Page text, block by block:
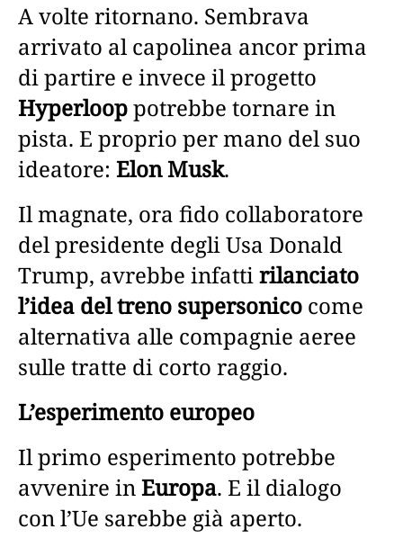
A volte ritornano. Sembrava
arrivato al capolinea ancor prima
di partire e invece il progetto
Hyperlooppotrebbe tornare in
pista. E proprio per mano del suo
ideatore: Elon Musk.
Il magnate, ora fido collaboratore
del presidente degli Usa Donald
Trump, avrebbe infattirilanciato
l’idea del treno supersonico come
alternativa alle compagnie aeree
sulle tratte di corto raggio.
L’esperimento europeo
Il primo esperimento potrebbe
avvenire inEuropa. E il dialogo
con l’Ue sarebbe già aperto.